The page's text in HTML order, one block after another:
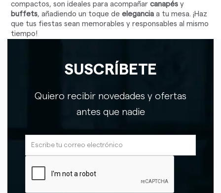
compactos, son ideales para acompañarcanapés y
buffets, añadiendo un toque deelegancia a tu mesa. ¡Haz
que tus fiestas sean memorables y responsables al mismo
tiempo!
SUSCRÍBETE
Quiero recibir novedades y ofertas
antes que nadie